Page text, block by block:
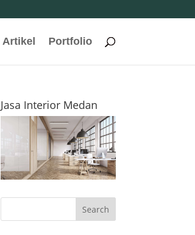
Artikel Portfolio
Jasa Interior Medan
Search